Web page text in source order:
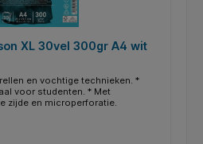
XL 30vel 300gr A4 wit
en vochtige technieken. *
voor studenten. * Met
zijde en microperforatie.